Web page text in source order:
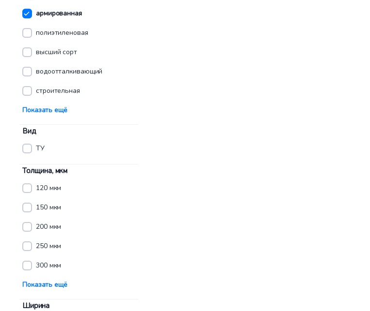
армированная
полиэтиленовая
высший сорт
водоотталкивающий
строительная
Показать ещё
Вид
ТУ
Толщина, мкм
120 мкм
150 мкм
200 мкм
250 мкм
300 мкм
Показать ещё
Ширина